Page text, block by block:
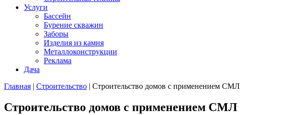
Услуги
Бассейн
Бурение скважин
Заборы
Изделия из камня
Металлоконструкции
Реклама
Дача
Главная | Строительство | Строительство домов с применением СМЛ
Строительство домов с применением СМЛ